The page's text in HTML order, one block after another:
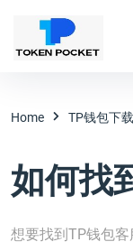
Home TP钱包下载
如何找
想要找到TP钱包